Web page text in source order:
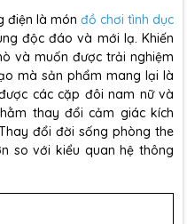
điện là món đồ chơi tình dục
độc đáo và mới lạ. Khiến
và muốn được trải nghiệm
mà sản phẩm mang lại là
các cặp đôi nam nữ và
thay đổi cảm giác kích
đổi đời sống phòng the
so với kiểu quan hệ thông